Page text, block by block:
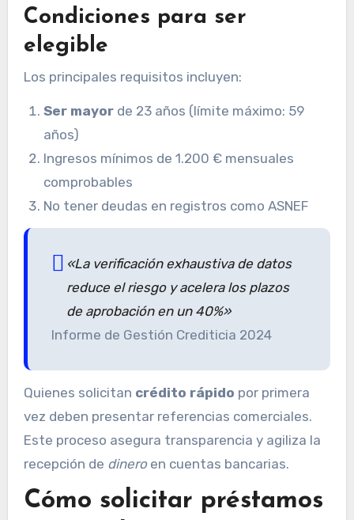
Condiciones para ser
elegible
Los principales requisitos incluyen:
Ser mayor de 23 años (límite máximo: 59
años)
Ingresos mínimos de 1.200 € mensuales
comprobables
No tener deudas en registros como ASNEF
«La verificación exhaustiva de datos
reduce el riesgo y acelera los plazos
de aprobación en un 40%»
Informe de Gestión Crediticia 2024
Quienes solicitan crédito rápido por primera
vez deben presentar referencias comerciales.
Este proceso asegura transparencia y agiliza la
recepción de dineroen cuentas bancarias.
Cómo solicitar préstamos